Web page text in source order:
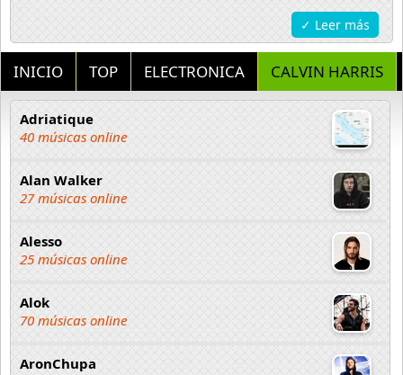
✓ Leer más
INICIO TOP ELECTRONICA CALVIN HARRIS
Adriatique
40 músicas online
Alan Walker
27 músicas online
Alesso
25 músicas online
Alok
70 músicas online
AronChupa